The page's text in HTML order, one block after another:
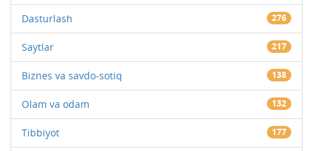
Dasturlash 276
Saytlar 217
Biznes va savdo-sotiq 138
Olam va odam 132
Tibbiyot 177